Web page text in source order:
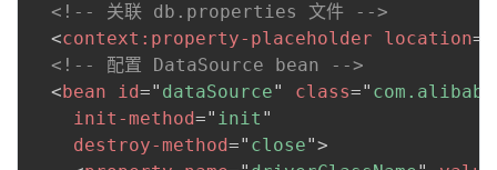
<!-- 关联 db.properties 文件 -->
<context: property-placeholder location=
<!-- 配置 DataSource bean -->
< bean id=" dataSource" class="
init-method=" init "
destroy-method=" close">